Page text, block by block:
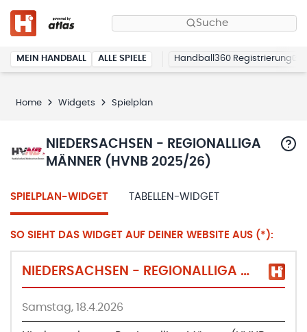
Suche
MEIN HANDBALL ALLE SPIELE Handball360 Registrierung
Home Widgets Spielplan
NIEDERSACHSEN - REGIONALLIGA
MÄNNER (HVNB 2025/26)
SPIELPLAN-WIDGET TABELLEN-WIDGET
SO SIEHT DAS WIDGET AUF DEINER WEBSITE AUS (*):
NIEDERSACHSEN - REGIONALLIGA MÄNNER (HVNB 2025/26)
Samstag, 18.4.2026